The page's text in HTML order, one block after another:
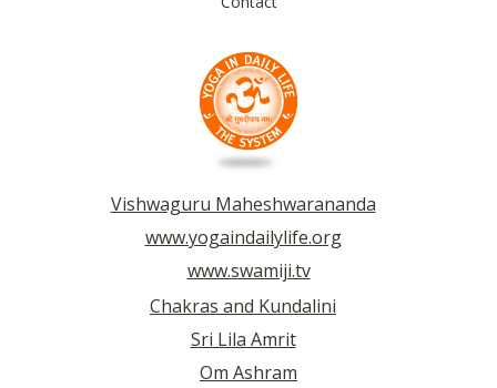
Vishwaguru Maheshwarananda
www.yogaindailylife.org
www.swamiji.tv
Chakras and Kundalini
Sri Lila Amrit
Om Ashram